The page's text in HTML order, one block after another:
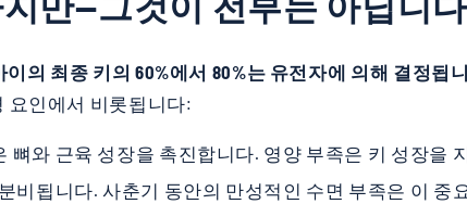
이의 최종 키의 60%에서 80%는 유전자에 의해 결정됩
요인에서 비롯됩니다:
뼈와 근육 성장을 촉진합니다. 영양 부족은 키 성장을
비됩니다. 사춘기 동안의 만성적인 수면 부족은 이 중